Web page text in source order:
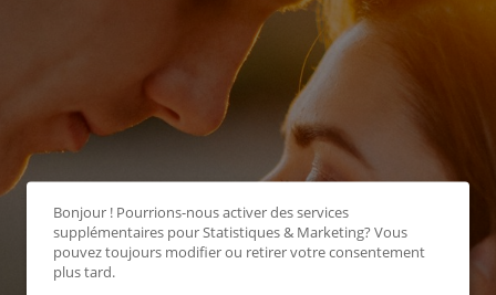
Bonjour ! Pourrions-nous activer des services
supplémentaires pourStatistiques & Marketing? Vous
pouvez toujours modifier ou retirer votre consentement
plus tard.